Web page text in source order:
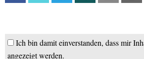
Ich bin damit einverstanden, dass mir
angezeigt werden.